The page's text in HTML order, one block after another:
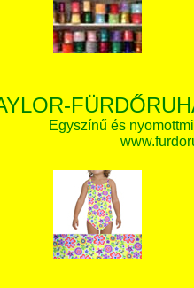
Egyszínű és